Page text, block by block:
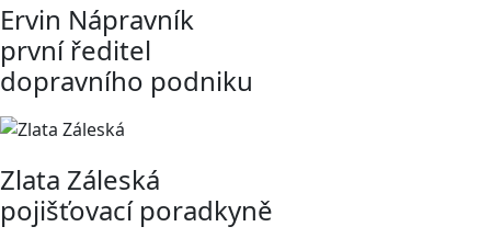
Ervin Nápravník
první ředitel
dopravního podniku
Zlata Záleská
pojišťovací poradkyně